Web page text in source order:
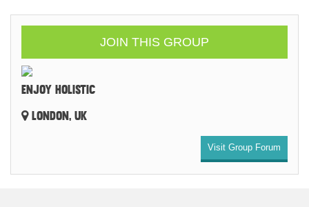
JOIN THIS GROUP
ENJOY HOLISTIC
LONDON, UK
Visit Group Forum